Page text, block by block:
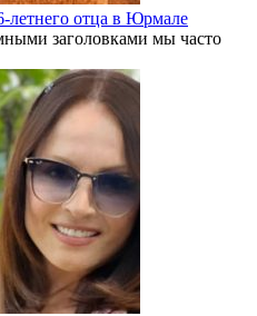
летнего отца в Юрмале
заголовками мы часто